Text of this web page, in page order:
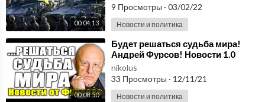
00:04:13
9 Просмотры · 03/02/22
Новости и политика
00:08:50
⁣Будет решаться судьба мира!
Андрей Фурсов! Новости 1.0
nikolus
33 Просмотры · 12/11/21
Новости и политика